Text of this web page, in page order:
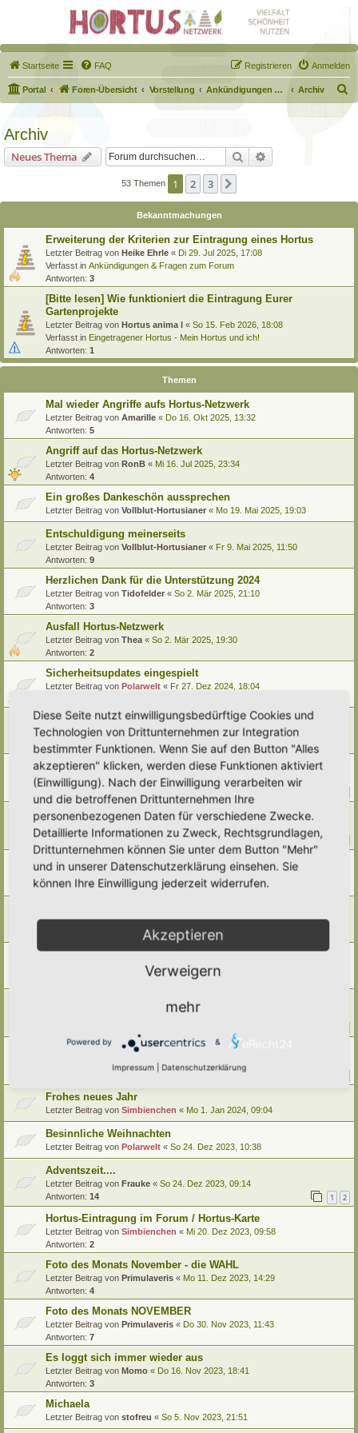
Startseite FAQ Anmelden
Registrieren
Portal Foren-Übersicht Vorstellung Ankündigungen & Fragen zum Forum Archiv
u
Archiv
Neues Thema Suche
53 Themen 1 2 3
Bekanntmachungen
Erweiterung der Kriterien zur Eintragung eines Hortus
Letzter Beitrag von Heike Ehrle « Di 29. Jul 2025, 17:08
Verfasst in Ankündigungen & Fragen zum Forum
Antworten: 3
[Bitte lesen] Wie funktioniert die Eintragung Eurer
Gartenprojekte
Letzter Beitrag von Hortus anima l « So 15. Feb 2026, 18:08
Verfasst in Eingetragener Hortus - Mein Hortus und ich!
Antworten: 1
Themen
Mal wieder Angriffe aufs Hortus-Netzwerk
Letzter Beitrag von Amarille « Do 16. Okt 2025, 13:32
Antworten: 5
Angriff auf das Hortus-Netzwerk
Letzter Beitrag von RonB « Mi 16. Jul 2025, 23:34
Antworten: 4
Ein großes Dankeschön aussprechen
Letzter Beitrag von Vollblut-Hortusianer « Mo 19. Mai 2025, 19:03
Entschuldigung meinerseits
Letzter Beitrag von Vollblut-Hortusianer « Fr 9. Mai 2025, 11:50
Antworten: 9
Herzlichen Dank für die Unterstützung 2024
Letzter Beitrag von Tidofelder « So 2. Mär 2025, 21:10
Antworten: 3
Ausfall Hortus-Netzwerk
Letzter Beitrag von Thea « So 2. Mär 2025, 19:30
Antworten: 2
Sicherheitsupdates eingespielt
Letzter Beitrag von Polarwelt « Fr 27. Dez 2024, 18:04
✨ Schöne Adventszeit euch allen ✨
Letzter Beitrag vonTidofelder«So 22. Dez 2024, 09:41
Antworten:7
Hortusnetzwerktreffen in Lenzen
Letzter Beitrag vonAlma«Sa 21. Sep 2024, 10:59
Antworten:
13
Samentauschpaket (STP)
Letzter Beitrag von Amarille
Di 30. Jul 2024, 13:42
Antworten: 12
Wartungsarbeiten 24./25. Februar 2024
Sa 24. Feb 2024, 19:56
Antworten:1
Letzter Beitrag vonschoenereifelgarten«So 18. Feb 2024, 12:32
hortus eintragen
Polarwelt«Mo 12. Feb 2024, 08:52
Vielen Dank für die Unterstützung 2023
« Mo 29. Jan 2024, 06:45
Veränderungen im Moderatoren- Team
Sa 20. Jan 2024, 12:20
Frohes neues Jahr
Letzter Beitrag von Simbienchen « Mo 1. Jan 2024, 09:04
Besinnliche Weihnachten
Letzter Beitrag von Polarwelt « So 24. Dez 2023, 10:38
Adventszeit....
Letzter Beitrag von Frauke « So 24. Dez 2023, 09:14
Antworten: 14 1 2
Hortus-Eintragung im Forum / Hortus-Karte
Letzter Beitrag von Simbienchen « Mi 20. Dez 2023, 09:58
Antworten: 2
Foto des Monats November - die WAHL
Letzter Beitrag von Primulaveris « Mo 11. Dez 2023, 14:29
Antworten: 4
Foto des Monats NOVEMBER
Letzter Beitrag von Primulaveris « Do 30. Nov 2023, 11:43
Antworten: 7
Es loggt sich immer wieder aus
Letzter Beitrag von Momo « Do 16. Nov 2023, 18:41
Antworten: 3
Michaela
Letzter Beitrag von stofreu « So 5. Nov 2023, 21:51
Diese Seite nutzt einwilligungsbedürftige Cookies und
Technologien von Drittunternehmen zur Integration
bestimmter Funktionen. Wenn Sie auf den Button "Alles
akzeptieren" klicken, werden diese Funktionen aktiviert
(Einwilligung). Nach der Einwilligung verarbeiten wir
und die betroffenen Drittunternehmen Ihre
personenbezogenen Daten für verschiedene Zwecke.
Detaillierte Informationen zu Zweck, Rechtsgrundlagen,
Drittunternehmen können Sie unter dem Button "Mehr"
und in unserer Datenschutzerklärung einsehen. Sie
können Ihre Einwilligung jederzeit widerrufen.
Akzeptieren
Verweigern
mehr
Powered by &
Impressum Datenschutzerklärung